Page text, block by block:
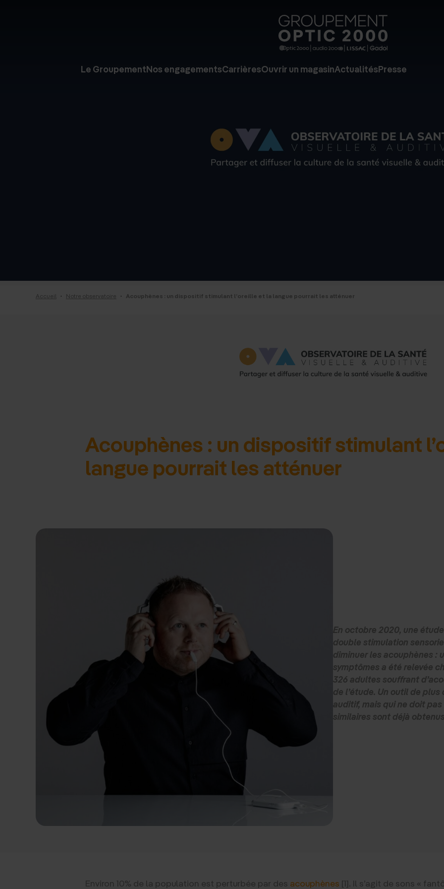
Optic
-
-
Lissac
-
Le GroupementNos engagementsCarrièresOuvrir un magasinActualitésPresse
Accueil · Notre observatoire · Acouphènes : un dispositif stimulant l’oreille et la langue pourrait les atténuer
Acouphènes : un dispositif stimulant
langue pourrait les atténuer
En octobre 2020, une
double stimulation
diminuer les acouphènes :
symptômes a été relevée
326 adultes souffrant
de l’étude. Un outil de
auditif, mais qui ne doit
similaires sont déjà
Environ 10% de la population est perturbée par des acouphènes [1]. Il s’agit de sons «